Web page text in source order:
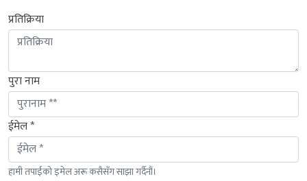
प्रतिक्रिया
पुरा नाम
ईमेल *
हामी तपाईंको इमेल अरू कसैसँग साझा गर्दैनौं।